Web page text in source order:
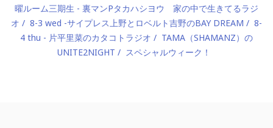
曜ルーム三期生 - 裏マンPタカハシヨウ 家の中で生きてるラジ
オ
8-3 wed -サイプレス上野とロベルト吉野のBAY DREAM
8-
4 thu - 片平里菜のカタコトラジオ
TAMA（SHAMANZ）の
UNITE2NIGHT
スペシャルウィーク！